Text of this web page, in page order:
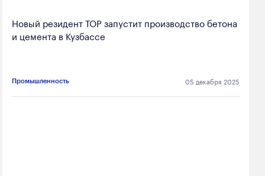
Новый резидент ТОР запустит производство бетона
и цемента в Кузбассе
Промышленность 05 декабря 2025